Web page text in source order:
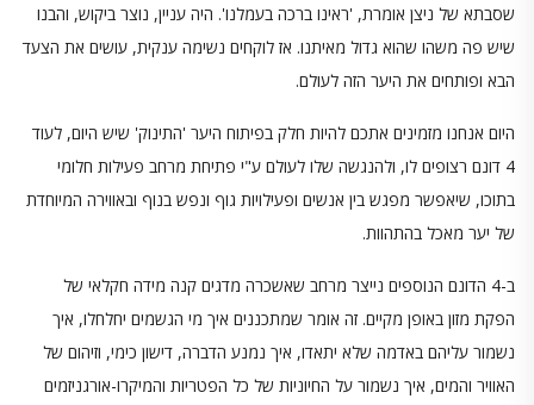
שסבתא של ניצן אומרת, 'ראינו ברכה בעמלנו'. היה עניין, נוצר ביקוש, והבנו
שיש פה משהו שהוא גדול מאיתנו. אז לוקחים נשימה ענקית, עושים את הצעד
הבא ופותחים את היער הזה לעולם.
היום אנחנו מזמינים אתכם להיות חלק בפיתוח היער 'התינוק' שיש היום, לעוד
4 דונם רצופים לו, ולהנגשה שלו לעולם ע"י פתיחת מרחב פעילות חלומי
בתוכו, שיאפשר מפגש בין אנשים ופעילויות גוף ונפש בנוף ובאווירה המיוחדת
של יער מאכל בהתהוות.
ב-4 הדונם הנוספים נייצר מרחב שאשכרה מדגים קנה מידה חקלאי של
הפקת מזון באופן מקיים. זה אומר שמתכננים איך מי הגשמים יחלחלו, איך
נשמור עליהם באדמה שלא יתאדו, איך נמנע הדברה, דישון כימי, וזיהום של
האוויר והמים, איך נשמור על החיוניות של כל הפטריות והמיקרו-אורגניזמים